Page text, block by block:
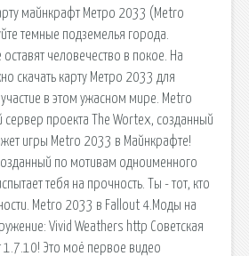
майнкрафт Метро 2033 (Metro
темные подземелья города.
человечество в покое. На
скачать карту Метро 2033 для
в этом ужасном мире. Metro
сервер проекта The Wortex, созданный
игры Metro 2033 в Майнкрафте!
по мотивам одноименного
тебя на прочность. Ты - тот, кто
Metro 2033 в Fallout 4.Моды на
Vivid Weathers http Советская
Это моё первое видео